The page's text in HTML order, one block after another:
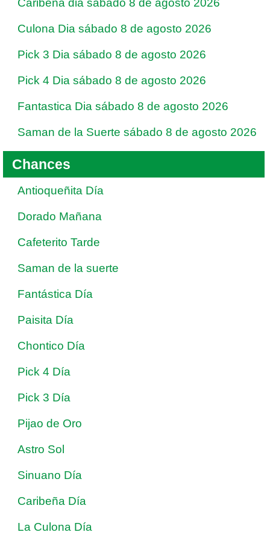
Caribeña dia sábado 8 de agosto 2026
Culona Dia sábado 8 de agosto 2026
Pick 3 Dia sábado 8 de agosto 2026
Pick 4 Dia sábado 8 de agosto 2026
Fantastica Dia sábado 8 de agosto 2026
Saman de la Suerte sábado 8 de agosto 2026
Chances
Antioqueñita Día
Dorado Mañana
Cafeterito Tarde
Saman de la suerte
Fantástica Día
Paisita Día
Chontico Día
Pick 4 Día
Pick 3 Día
Pijao de Oro
Astro Sol
Sinuano Día
Caribeña Día
La Culona Día